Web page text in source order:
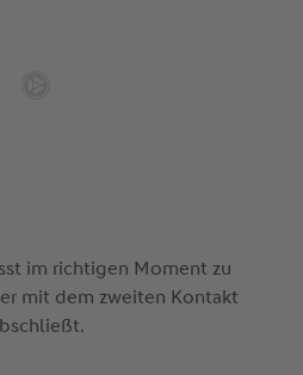
im richtigen Moment zu
mit dem zweiten Kontakt